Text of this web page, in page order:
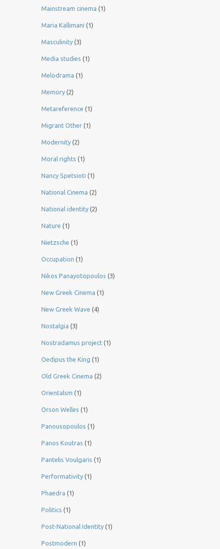
Mainstream cinema (1)
Maria Kallimani (1)
Masculinity (3)
Media studies (1)
Melodrama (1)
Memory (2)
Metareference (1)
Migrant Other (1)
Modernity (2)
Moral rights (1)
Nancy Spetsioti (1)
National Cinema (2)
National identity (2)
Nature (1)
Nietzsche (1)
Occupation (1)
Nikos Panayotopoulos (3)
New Greek Cinema (1)
New Greek Wave (4)
Nostalgia (3)
Nostradamus project (1)
Oedipus the King (1)
Old Greek Cinema (2)
Orientalsm (1)
Orson Welles (1)
Panousopoulos (1)
Panos Koutras (1)
Pantelis Voulgaris (1)
Performativity (1)
Phaedra (1)
Politics (1)
Post-National Identity (1)
Postmodern (1)